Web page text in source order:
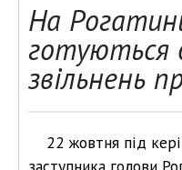
На
готуються
звільнень
22 жовтня під